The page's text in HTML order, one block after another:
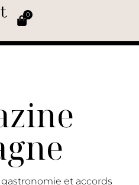
0
et accords